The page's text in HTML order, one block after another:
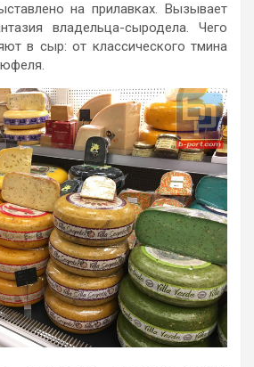
на прилавках. Вызывает
владельца-сыродела. Чего
в сыр: от классического тмина